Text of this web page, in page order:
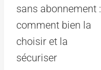
l’article
sans abonnement :
comment bien la
choisir et la
sécuriser